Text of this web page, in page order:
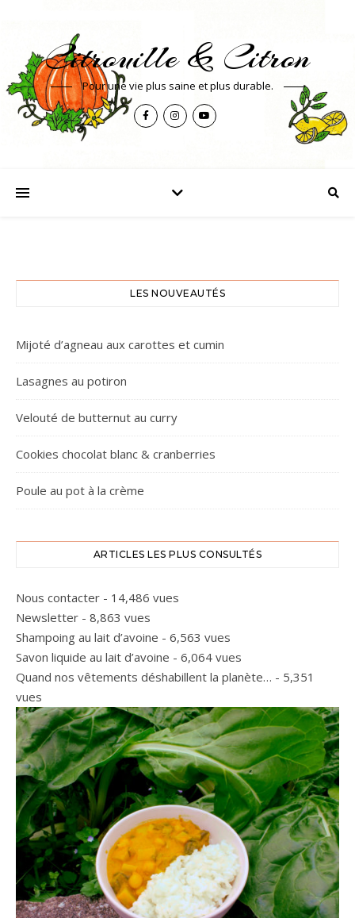
Citrouille & Citron
Pour une vie plus saine et plus durable.
LES NOUVEAUTÉS
Mijoté d’agneau aux carottes et cumin
Lasagnes au potiron
Velouté de butternut au curry
Cookies chocolat blanc & cranberries
Poule au pot à la crème
ARTICLES LES PLUS CONSULTÉS
Nous contacter - 14,486 vues
Newsletter - 8,863 vues
Shampoing au lait d’avoine - 6,563 vues
Savon liquide au lait d’avoine - 6,064 vues
Quand nos vêtements déshabillent la planète… - 5,351
vues